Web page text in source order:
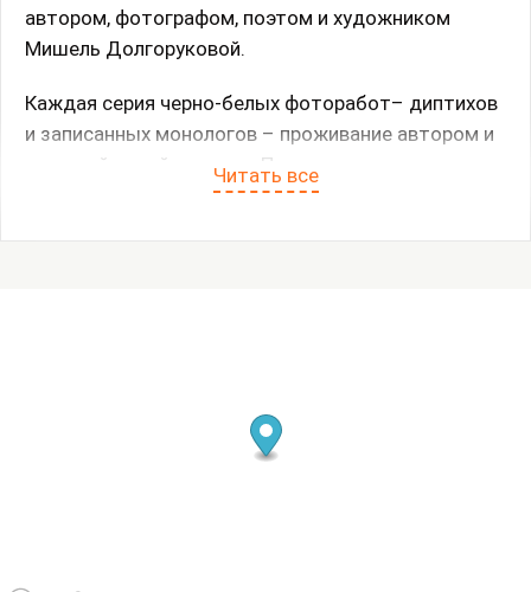
автором, фотографом, поэтом и художником
Мишель Долгоруковой.
Каждая серия черно-белых фоторабот– диптихов
и записанных монологов – проживание автором и
героиней новой истории. Проект исследует дух и
его взаимодействие с телом – путь самопознания
ценны и каждая из вас останется лучом внутри. А
все, что недосказано – между строк – смотри и
Читать все